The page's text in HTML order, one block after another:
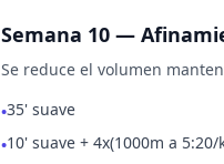
Semana 10 —
Se reduce el volumen
•35' suave
•10' suave + 4x(1000m a